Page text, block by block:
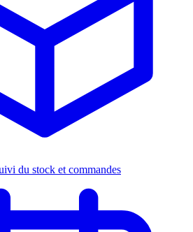
du stock et commandes